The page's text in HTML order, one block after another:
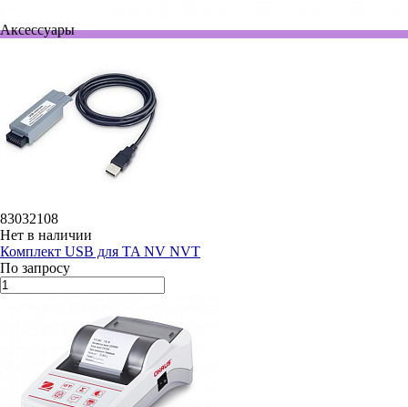
Аксессуары
83032108
Нет в наличии
Комплект USB для TA NV NVT
По запросу